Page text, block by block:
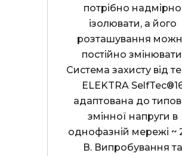
потрібно надмірно
ізолювати, а його
розташування
постійно
Система захисту від
ELEKTRA
адаптована до
змінної напруги в
однофазній мережі ~
В. Випробування та